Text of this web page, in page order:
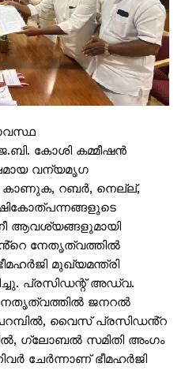
കോശി കമ്മീഷൻ
വന്യമൃഗ
കാണുക, റബർ, നെല്ല്,
ആവശ്യങ്ങളുമായി
നേതൃത്വത്തിൽ
മുഖ്യമന്ത്രി
പ്രസിഡന്റ് അഡ്വ.
ജനറൽ
വൈസ് പ്രസിഡൻ്റ
ഗ്ലോബൽ സമിതി അംഗം
ചേർന്നാണ് ഭീമഹർജി